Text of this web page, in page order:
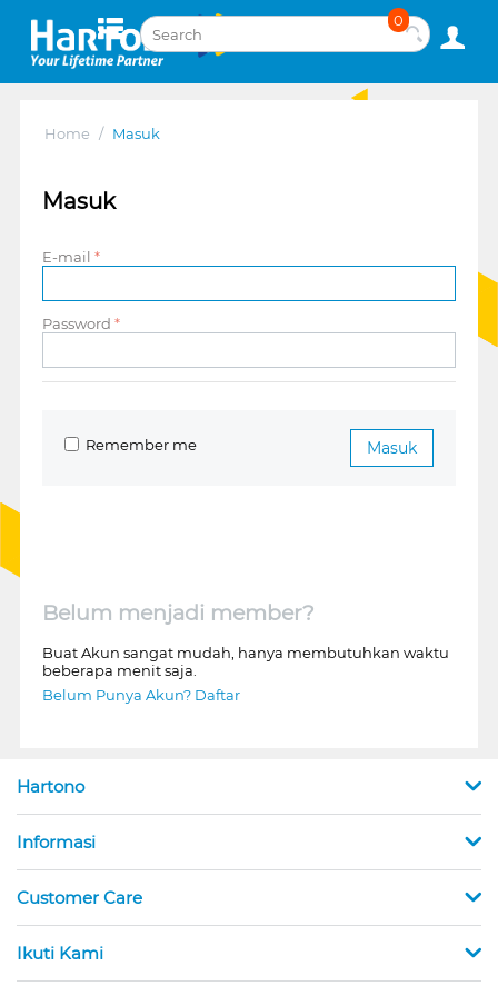
0
Home / Masuk
Masuk
E-mail
Password
Masuk
Remember me
Belum menjadi member?
Buat Akun sangat mudah, hanya membutuhkan waktu
beberapa menit saja.
Belum Punya Akun? Daftar
Hartono
Informasi
Customer Care
Ikuti Kami